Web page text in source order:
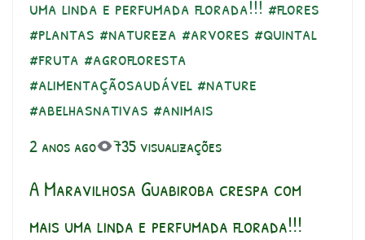
uma linda e perfumada florada!!! #flores
#plantas #natureza #arvores #quintal
#fruta #agrofloresta
#alimentaçãosaudável #nature
#abelhasnativas #animais
2 anos ago 735 visualizações
A Maravilhosa Guabiroba crespa com
mais uma linda e perfumada florada!!!